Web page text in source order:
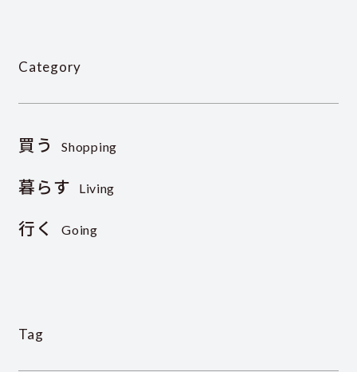
Category
買う Shopping
暮らす Living
行く Going
Tag